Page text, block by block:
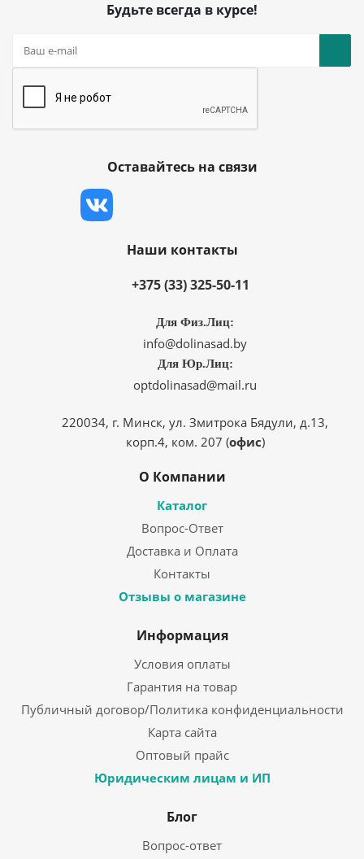
Будьте всегда в курсе!
Оставайтесь на связи
Наши контакты
+375 (33) 325-50-11
Для Физ.Лиц:
info@dolinasad.by
Для Юр.Лиц:
optdolinasad@mail.ru
220034, г. Минск, ул. Змитрока Бядули, д.13,
корп.4, ком. 207 (офис)
О Компании
Каталог
Вопрос-Ответ
Доставка и Оплата
Контакты
Отзывы о магазине
Информация
Условия оплаты
Гарантия на товар
Публичный договор/Политика конфиденциальности
Карта сайта
Оптовый прайс
Юридическим лицам и ИП
Блог
Вопрос-ответ